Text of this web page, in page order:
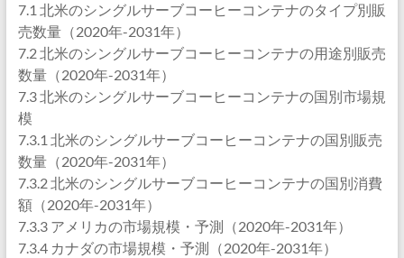
7.1 北米のシングルサーブコーヒーコンテナのタイプ別販
売数量（2020年-2031年）
7.2 北米のシングルサーブコーヒーコンテナの用途別販売
数量（2020年-2031年）
7.3 北米のシングルサーブコーヒーコンテナの国別市場規
模
7.3.1 北米のシングルサーブコーヒーコンテナの国別販売
数量（2020年-2031年）
7.3.2 北米のシングルサーブコーヒーコンテナの国別消費
額（2020年-2031年）
7.3.3 アメリカの市場規模・予測（2020年-2031年）
7.3.4 カナダの市場規模・予測（2020年-2031年）